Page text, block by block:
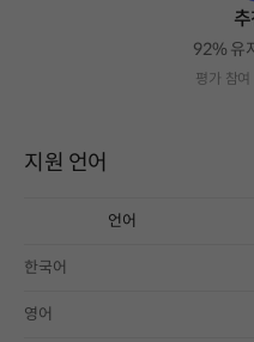
92% 유
평가 참여
지원 언어
언어
한국어
영어